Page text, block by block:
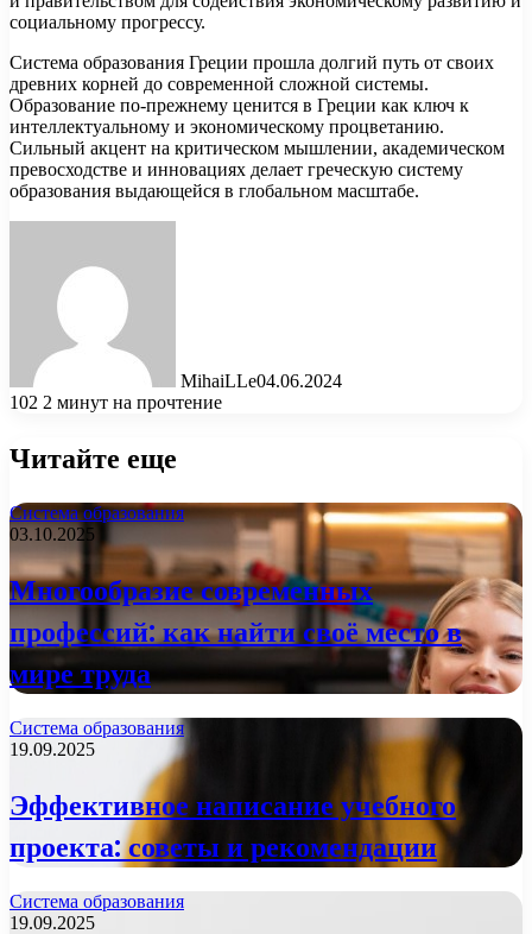
социальному прогрессу.
Система образования Греции прошла долгий путь от своих
древних корней до современной сложной системы.
Образование по-прежнему ценится в Греции как ключ к
интеллектуальному и экономическому процветанию.
Сильный акцент на критическом мышлении, академическом
превосходстве и инновациях делает греческую систему
образования выдающейся в глобальном масштабе.
MihaiLLe04.06.2024
102 2 минут на прочтение
Читайте еще
Система образования
03.10.2025
Многообразие современных
профессий: как найти своё место в
мире труда
Система образования
19.09.2025
Эффективное написание учебного
проекта: советы и рекомендации
Система образования
19.09.2025